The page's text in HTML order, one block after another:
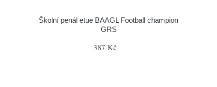
Školní penál etue BAAGL Football champion
GRS
387 Kč